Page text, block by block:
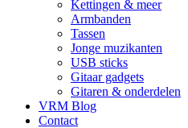
Kettingen & meer
Armbanden
Tassen
Jonge muzikanten
USB sticks
Gitaar gadgets
Gitaren & onderdelen
VRM Blog
Contact